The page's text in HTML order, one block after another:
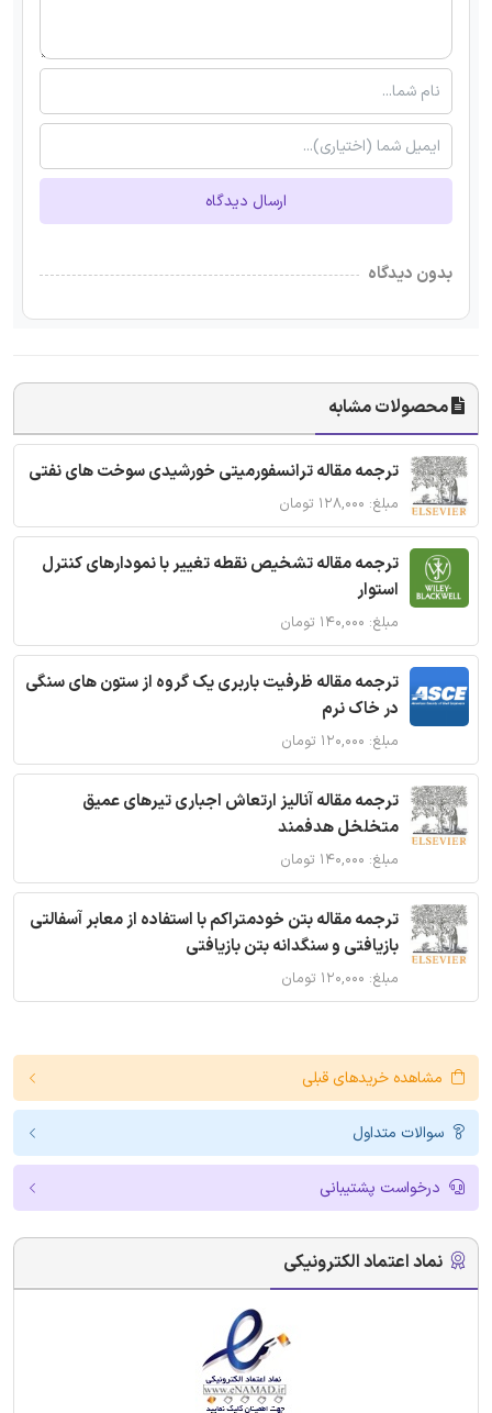
ارسال دیدگاه
بدون دیدگاه
محصولات مشابه
ترجمه مقاله ترانسفورمیتی خورشیدی سوخت های نفتی
مبلغ: ۱۲۸,۰۰۰ تومان
ترجمه مقاله تشخیص نقطه تغییر با نمودارهای کنترل
استوار
مبلغ: ۱۴۰,۰۰۰ تومان
ترجمه مقاله ظرفیت باربری یک گروه از ستون های سنگی
در خاک نرم
مبلغ: ۱۲۰,۰۰۰ تومان
ترجمه مقاله آنالیز ارتعاش اجباری تیرهای عمیق
متخلخل هدفمند
مبلغ: ۱۴۰,۰۰۰ تومان
ترجمه مقاله بتن خودمتراکم با استفاده از معابر آسفالتی
بازیافتی و سنگدانه بتن بازیافتی
مبلغ: ۱۲۰,۰۰۰ تومان
مشاهده خریدهای قبلی
سوالات متداول
درخواست پشتیبانی
نماد اعتماد الکترونیکی